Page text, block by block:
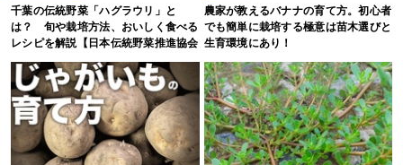
千葉の伝統野菜「ハグラウリ」と
は？ 旬や栽培方法、おいしく食べる
レシピを解説【日本伝統野菜推進協会
農家が教えるバナナの育て方。初心者
でも簡単に栽培する極意は苗木選びと
生育環境にあり！